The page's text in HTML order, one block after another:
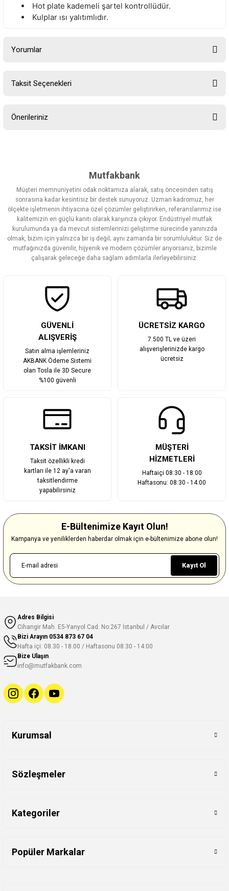
Hot plate kademeli şartel kontrollüdür.
Kulplar ısı yalıtımlıdır.
Yorumlar
Taksit Seçenekleri
Önerileriniz
Görüş ve önerileriniz için teşekkür ederiz.
Ürün resmi kalitesiz, bozuk veya görüntülenemiyor.
Ürün açıklamasında eksik bilgiler bulunuyor.
Ürün bilgilerinde hatalar bulunuyor.
Ürün fiyatı diğer sitelerden daha pahalı.
Bu ürüne benzer farklı alternatifler olmalı.
Mutfakbank
Müşteri memnuniyetini odak noktamıza alarak, satış öncesinden satış
sonrasına kadar kesintisiz bir destek sunuyoruz. Uzman kadromuz, her
ölçekte işletmenin ihtiyacına özel çözümler geliştirirken, referanslarımız ise
kalitemizin en güçlü kanıtı olarak karşınıza çıkıyor. Endüstriyel mutfak
kurulumunda ya da mevcut sistemlerinizi geliştirme sürecinde yanınızda
olmak, bizim için yalnızca bir iş değil; aynı zamanda bir sorumluluktur. Siz de
mutfağınızda güvenilir, hijyenik ve modern çözümler arıyorsanız, bizimle
çalışarak geleceğe daha sağlam adımlarla ilerleyebilirsiniz.
GÜVENLİ
ALIŞVERİŞ
Satın alma işlemleriniz
AKBANK Ödeme Sistemi
olan Tosla ile 3D Secure
%100 güvenli
ÜCRETSİZ KARGO
7.500 TL ve üzeri
alışverişlerinizde kargo
ücretsiz
TAKSİT İMKANI
Taksit özellikli kredi
kartları ile 12 ay'a varan
taksitlendirme
yapabilirsiniz
MÜŞTERİ
HİZMETLERİ
Haftaiçi 08:30 - 18:00
Haftasonu: 08:30 - 14:00
E-Bültenimize Kayıt Olun!
Kampanya ve yeniliklerden haberdar olmak için e-bültenimize abone olun!
Kayıt Ol
Adres Bilgisi
Cihangir Mah. E5-Yanyol Cad. No:267 İstanbul / Avcılar
Bizi Arayın 0534 873 67 04
Hafta içi: 08.30 - 18.00 / Haftasonu 08:30 - 14:00
Bize Ulaşın
info@mutfakbank.com
Kurumsal
Sözleşmeler
Kategoriler
Popüler Markalar